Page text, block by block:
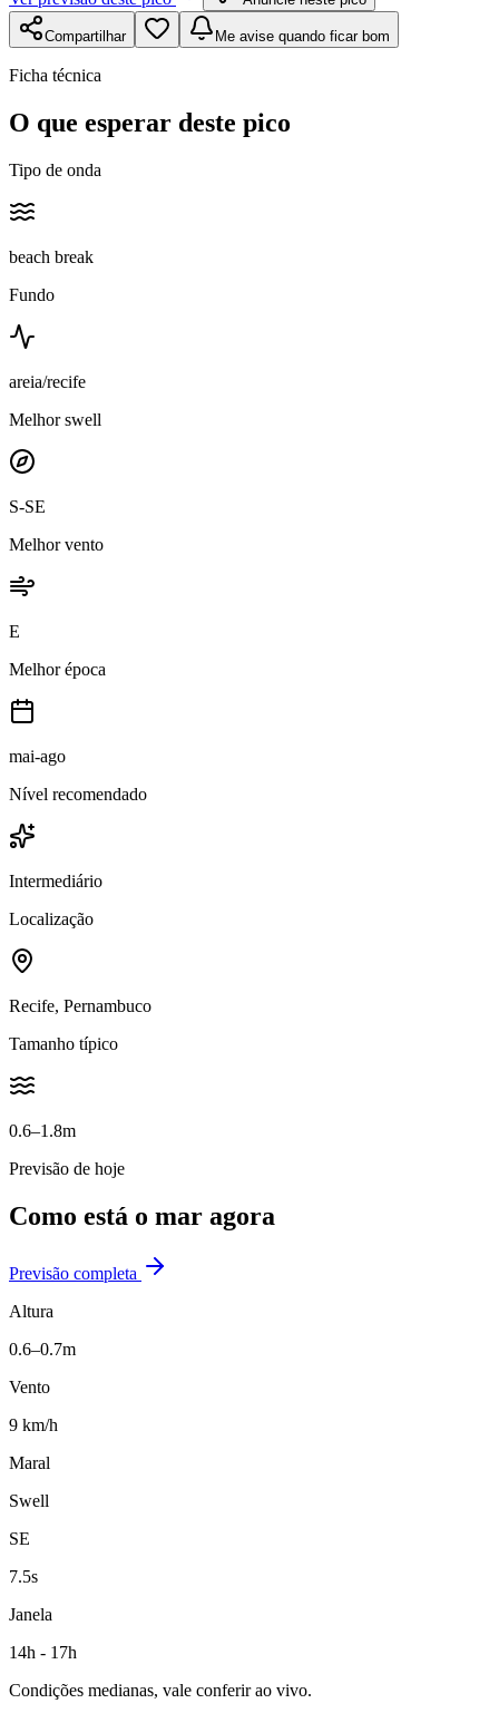
Compartilhar Me avise quando ficar bom
Ficha técnica
O que esperar deste pico
Tipo de onda
beach break
Fundo
areia/recife
Melhor swell
S-SE
Melhor vento
E
Melhor época
mai-ago
Nível recomendado
Intermediário
Localização
Recife, Pernambuco
Tamanho típico
0.6–1.8m
Previsão de hoje
Como está o mar agora
Previsão completa
Altura
0.6–0.7m
Vento
9 km/h
Maral
Swell
SE
7.5s
Janela
14h - 17h
Condições medianas, vale conferir ao vivo.